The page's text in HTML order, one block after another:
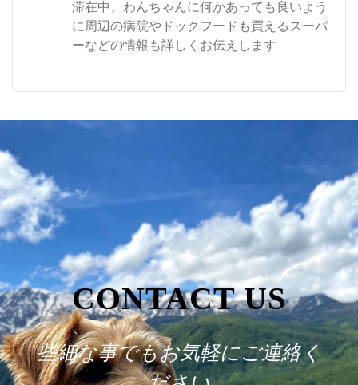
滞在中、わんちゃんに何かあっても良いよう
に周辺の病院やドックフードも買えるスーパ
ーなどの情報も詳しくお伝えします
CONTACT US
些細な事でもお気軽にご連絡く